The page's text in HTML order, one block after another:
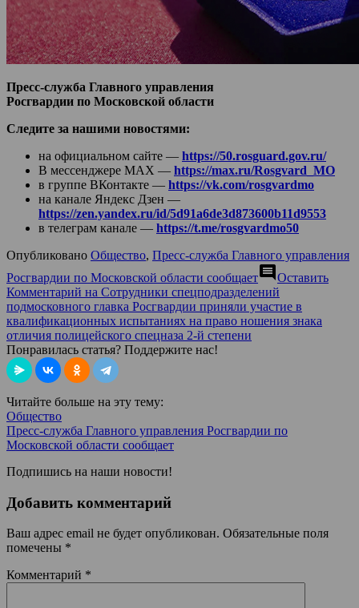
Пресс-служба Главного управления
Росгвардии по Московской области
Следите за нашими новостями:
на официальном сайте — https://50.rosguard.gov.ru/
В мессенджере МАХ — https://max.ru/Rosgvard_MO
в группе ВКонтакте — https://vk.com/rosgvardmo
на канале Яндекс Дзен —
https://zen.yandex.ru/id/5d91a6de3d873600b11d9553
в телеграм канале — https://t.me/rosgvardmo50
Опубликовано Общество, Пресс-служба Главного управления
Росгвардии по Московской области сообщаетcomment Оставить
Комментарий на Сотрудники спецподразделений
подмосковного главка Росгвардии приняли участие в
квалификационных испытаниях на право ношения знака
отличия полицейского спецназа 2‑й степени
Понравилась статья? Поддержите нас!
Читайте больше на эту тему:
Общество
Пресс-служба Главного управления Росгвардии по
Московской области сообщает
Подпишись на наши новости!
Добавить комментарий
Ваш адрес email не будет опубликован. Обязательные поля
помечены *
Комментарий *